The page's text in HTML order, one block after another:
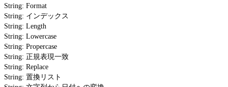
String: Format
String: インデックス
String: Length
String: Lowercase
String: Propercase
String: 正規表現一致
String: Replace
String: 置換リスト